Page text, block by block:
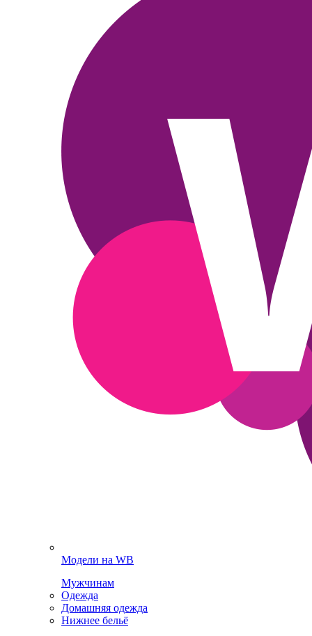
Модели на WB
Мужчинам
Одежда
Домашняя одежда
Нижнее бельё